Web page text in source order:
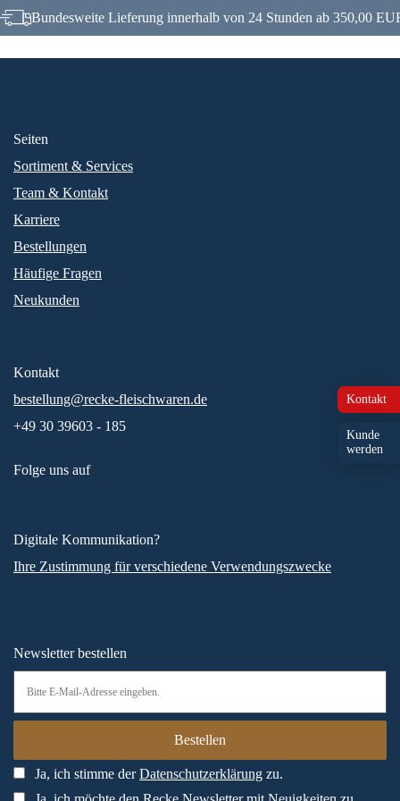
Bundesweite Lieferung innerhalb von 24 Stunden ab 350,00
Kontakt
Kunde
werden
Seiten
Sortiment & Services
Team & Kontakt
Karriere
Bestellungen
Häufige Fragen
Neukunden
Kontakt
bestellung@recke-fleischwaren.de
+49 30 39603 - 185
Folge uns auf
Digitale Kommunikation?
Ihre Zustimmung für verschiedene Verwendungszwecke
Newsletter bestellen
Ja, ich stimme derDatenschutzerklärung zu.